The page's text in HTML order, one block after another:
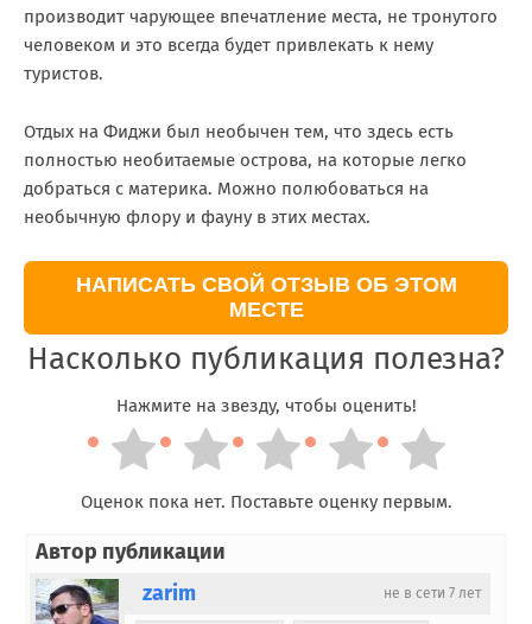
производит чарующее впечатление места, не тронутого
человеком и это всегда будет привлекать к нему
туристов.
Отдых на Фиджи был необычен тем, что здесь есть
полностью необитаемые острова, на которые легко
добраться с материка. Можно полюбоваться на
необычную флору и фауну в этих местах.
НАПИСАТЬ СВОЙ ОТЗЫВ ОБ ЭТОМ
МЕСТЕ
Насколько публикация полезна?
Нажмите на звезду, чтобы оценить!
Оценок пока нет. Поставьте оценку первым.
Автор публикации
не в сети 7 лет
zarim